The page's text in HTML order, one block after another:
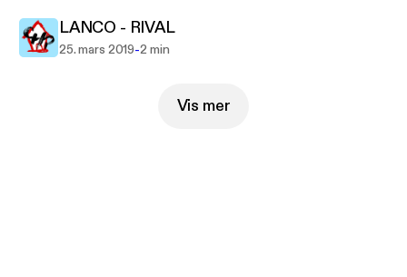
LANCO - RIVAL
25. mars 2019-2 min
Vis mer